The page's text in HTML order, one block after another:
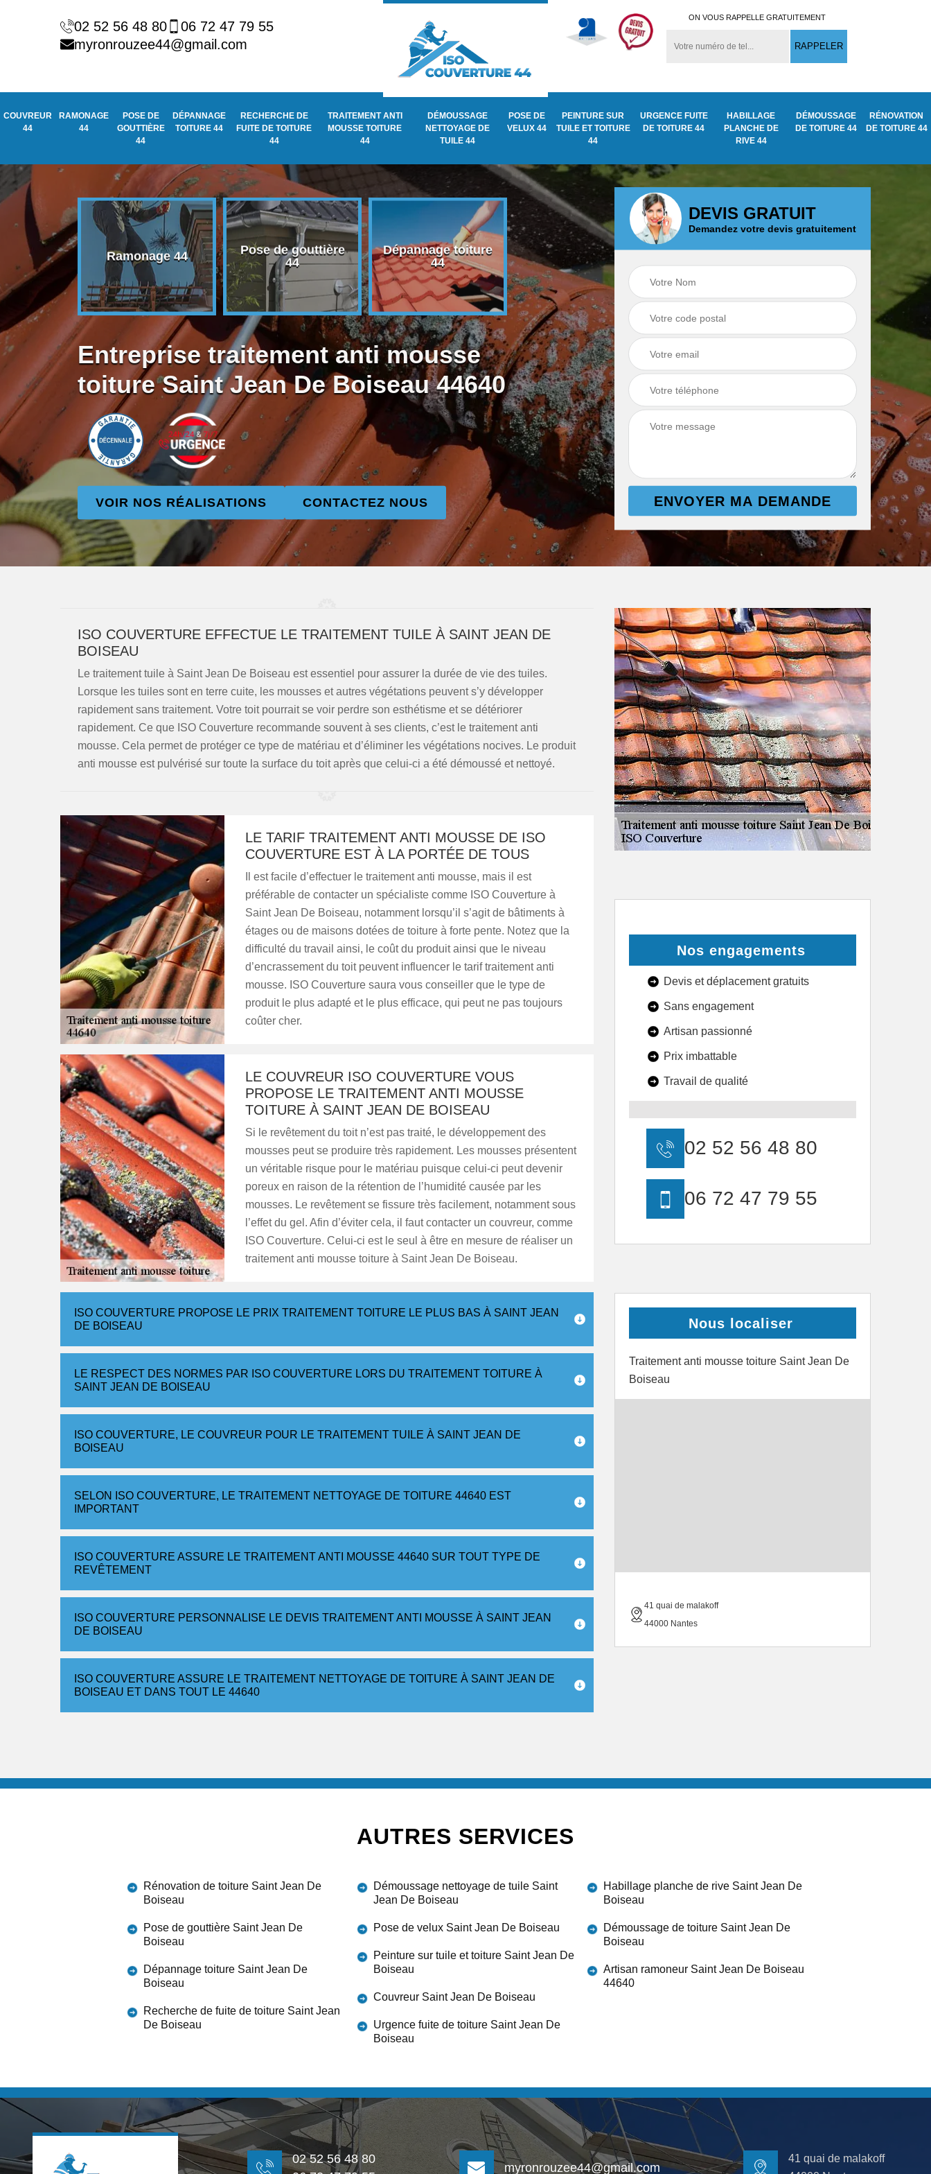
02 52 56 48 80
06 72 47 79 55
myronrouzee44@gmail.com
ON VOUS RAPPELLE GRATUITEMENT
COUVREUR
44
RAMONAGE
44
POSE DE
GOUTTIÈRE
44
DÉPANNAGE
TOITURE 44
RECHERCHE DE
FUITE DE TOITURE
44
TRAITEMENT ANTI
MOUSSE TOITURE
44
DÉMOUSSAGE
NETTOYAGE DE
TUILE 44
POSE DE
VELUX 44
PEINTURE SUR
TUILE ET TOITURE
44
URGENCE FUITE
DE TOITURE 44
HABILLAGE
PLANCHE DE
RIVE 44
DÉMOUSSAGE
DE TOITURE 44
RÉNOVATION
DE TOITURE 44
44 Ramonage 44
Pose de gouttière
44
Dépannage toiture
44
Recherche de fuite
de toiture 44
Traitement anti
Entreprise traitement anti mousse
toiture Saint Jean De Boiseau 44640
VOIR NOS RÉALISATIONS CONTACTEZ NOUS
DEVIS GRATUIT
Demandez votre devis gratuitement
ISO COUVERTURE EFFECTUE LE TRAITEMENT TUILE À SAINT JEAN DE
BOISEAU
Le traitement tuile à Saint Jean De Boiseau est essentiel pour assurer la durée de vie des tuiles.
Lorsque les tuiles sont en terre cuite, les mousses et autres végétations peuvent s’y développer
rapidement sans traitement. Votre toit pourrait se voir perdre son esthétisme et se détériorer
rapidement. Ce que ISO Couverture recommande souvent à ses clients, c’est le traitement anti
mousse. Cela permet de protéger ce type de matériau et d’éliminer les végétations nocives. Le produit
anti mousse est pulvérisé sur toute la surface du toit après que celui-ci a été démoussé et nettoyé.
LE TARIF TRAITEMENT ANTI MOUSSE DE ISO
COUVERTURE EST À LA PORTÉE DE TOUS
Il est facile d’effectuer le traitement anti mousse, mais il est
préférable de contacter un spécialiste comme ISO Couverture à
Saint Jean De Boiseau, notamment lorsqu’il s’agit de bâtiments à
étages ou de maisons dotées de toiture à forte pente. Notez que la
difficulté du travail ainsi, le coût du produit ainsi que le niveau
d’encrassement du toit peuvent influencer le tarif traitement anti
mousse. ISO Couverture saura vous conseiller que le type de
produit le plus adapté et le plus efficace, qui peut ne pas toujours
coûter cher.
LE COUVREUR ISO COUVERTURE VOUS
PROPOSE LE TRAITEMENT ANTI MOUSSE
TOITURE À SAINT JEAN DE BOISEAU
Si le revêtement du toit n’est pas traité, le développement des
mousses peut se produire très rapidement. Les mousses présentent
un véritable risque pour le matériau puisque celui-ci peut devenir
poreux en raison de la rétention de l’humidité causée par les
mousses. Le revêtement se fissure très facilement, notamment sous
l’effet du gel. Afin d’éviter cela, il faut contacter un couvreur, comme
ISO Couverture. Celui-ci est le seul à être en mesure de réaliser un
traitement anti mousse toiture à Saint Jean De Boiseau.
ISO COUVERTURE PROPOSE LE PRIX TRAITEMENT TOITURE LE PLUS BAS À SAINT JEAN
DE BOISEAU
LE RESPECT DES NORMES PAR ISO COUVERTURE LORS DU TRAITEMENT TOITURE À
SAINT JEAN DE BOISEAU
ISO COUVERTURE, LE COUVREUR POUR LE TRAITEMENT TUILE À SAINT JEAN DE
BOISEAU
SELON ISO COUVERTURE, LE TRAITEMENT NETTOYAGE DE TOITURE 44640 EST
IMPORTANT
ISO COUVERTURE ASSURE LE TRAITEMENT ANTI MOUSSE 44640 SUR TOUT TYPE DE
REVÊTEMENT
ISO COUVERTURE PERSONNALISE LE DEVIS TRAITEMENT ANTI MOUSSE À SAINT JEAN
DE BOISEAU
ISO COUVERTURE ASSURE LE TRAITEMENT NETTOYAGE DE TOITURE À SAINT JEAN DE
BOISEAU ET DANS TOUT LE 44640
Nos engagements
Devis et déplacement gratuits
Sans engagement
Artisan passionné
Prix imbattable
Travail de qualité
02 52 56 48 80
06 72 47 79 55
Nous localiser
Traitement anti mousse toiture Saint Jean De
Boiseau
41 quai de malakoff
44000 Nantes
AUTRES SERVICES
Rénovation de toiture Saint Jean De
Boiseau
Pose de gouttière Saint Jean De
Boiseau
Dépannage toiture Saint Jean De
Boiseau
Recherche de fuite de toiture Saint Jean
De Boiseau
Démoussage nettoyage de tuile Saint
Jean De Boiseau
Pose de velux Saint Jean De Boiseau
Peinture sur tuile et toiture Saint Jean De
Boiseau
Couvreur Saint Jean De Boiseau
Urgence fuite de toiture Saint Jean De
Boiseau
Habillage planche de rive Saint Jean De
Boiseau
Démoussage de toiture Saint Jean De
Boiseau
Artisan ramoneur Saint Jean De Boiseau
44640
02 52 56 48 80
myronrouzee44@gmail.com
41 quai de malakoff